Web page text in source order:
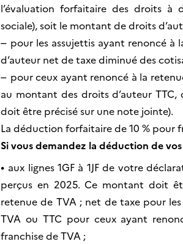
l’évaluation forfaitaire des droits
sociale), soit le montant de droits
– pour les assujettis ayant renoncé à
d’auteur net de taxe diminué des
– pour ceux ayant renoncé à la
au montant des droits d’auteur
doit être précisé sur une note jointe).
La déduction forfaitaire de 10 % pour
Si vous demandez la déduction de
• aux lignes 1GF à 1JF de votre
perçus en 2025. Ce montant doit
retenue de TVA ; net de taxe pour
TVA ou TTC pour ceux ayant
franchise de TVA ;